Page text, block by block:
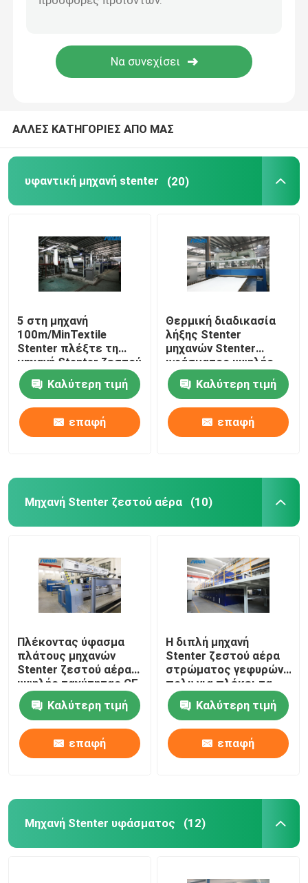
Χαλαρώστε την ξηρότερη μηχανή
ΑΛΛΕΣ ΚΑΤΗΓΟΡΙΕΣ ΑΠΟ ΜΑΣ
υφαντική μηχανή stenter (20)
5 στη μηχανή
100m/MinTextile
Stenter πλέξτε τη
μηχανή Stenter ζεστού
αέρα ατμού τύπων
Καλύτερη τιμή
επαφή
Θερμική διαδικασία
λήξης Stenter
μηχανών Stenter
υφάσματος υψηλής
ταχύτητας
πετρελαίου
πολυεστέρα
Καλύτερη τιμή
επαφή
Μηχανή Stenter ζεστού αέρα (10)
Πλέκοντας ύφασμα
πλάτους μηχανών
Stenter ζεστού αέρα
υψηλής ταχύτητας CE
που τελειώνει
2400mmΚαλύτερη τιμή
επαφή
Η διπλή μηχανή
Stenter ζεστού αέρα
στρώματος γεφυρών
πολυ για πλέκει τα
υφαμένα υφάσματα
Καλύτερη τιμή
επαφή
Μηχανή Stenter υφάσματος (12)